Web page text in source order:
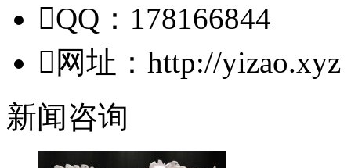
QQ：178166844
 网址：http://yizao.xyz
新闻咨询